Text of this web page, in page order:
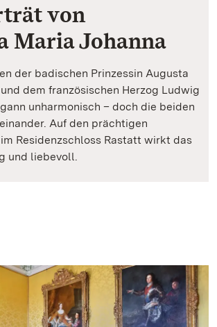
von
Maria Johanna
der badischen Prinzessin Augusta
dem französischen Herzog Ludwig
unharmonisch – doch die beiden
Auf den prächtigen
Residenzschloss Rastatt wirkt das
und liebevoll.